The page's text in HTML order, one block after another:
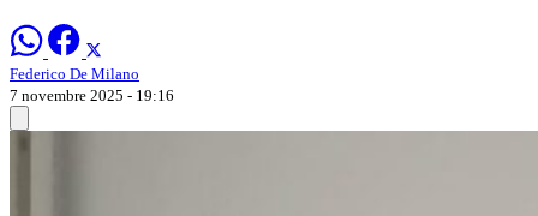
Federico De Milano
7 novembre 2025 - 19:16